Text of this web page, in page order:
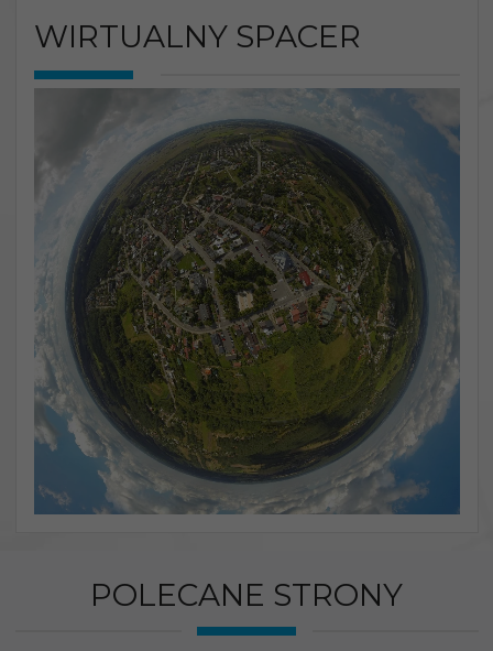
WIRTUALNY SPACER
POLECANE STRONY